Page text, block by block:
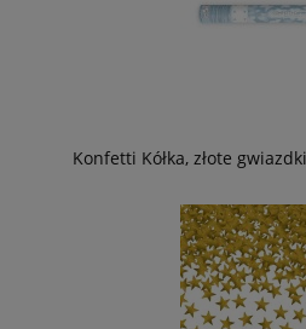
Konfetti Kółka, złote